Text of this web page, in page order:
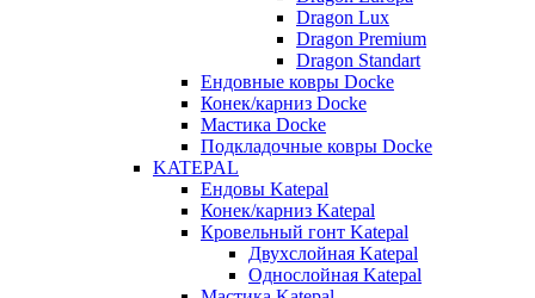
Dragon Lux
Dragon Premium
Dragon Standart
Ендовные ковры Docke
Конек/карниз Docke
Мастика Docke
Подкладочные ковры Docke
KATEPAL
Ендовы Katepal
Конек/карниз Katepal
Кровельный гонт Katepal
Двухслойная Katepal
Однослойная Katepal